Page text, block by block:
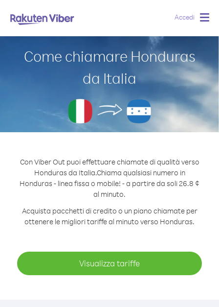
Accedi
Come chiamare Honduras
da Italia
Con Viber Out puoi effettuare chiamate di qualità verso
Honduras da Italia.Chiama qualsiasi numero in
Honduras - linea fissa o mobile! - a partire da soli 26.8 ¢
al minuto.
Acquista pacchetti di credito o un piano chiamate per
ottenere le migliori tariffe al minuto verso Honduras.
Visualizza tariffe